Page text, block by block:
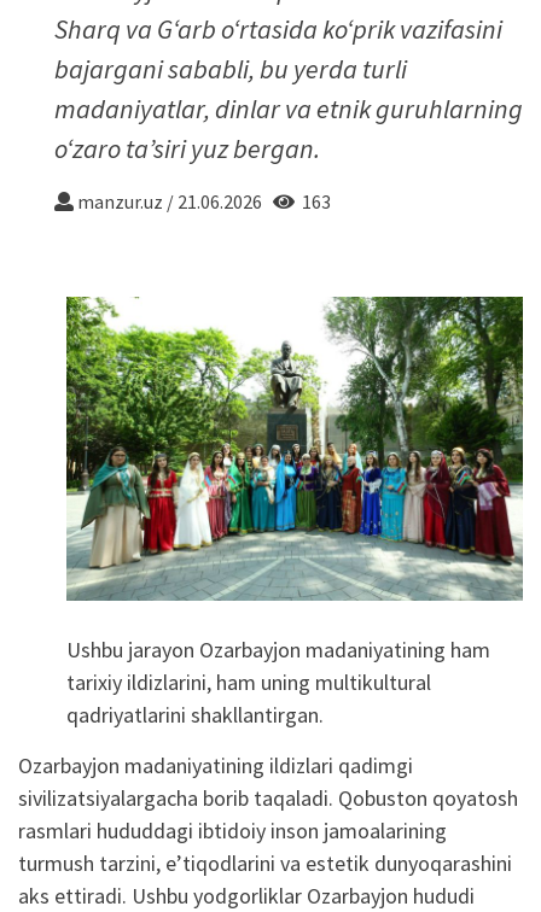
Sharq va G‘arb o‘rtasida ko‘prik vazifasini
bajargani sababli, bu yerda turli
madaniyatlar, dinlar va etnik guruhlarning
o‘zaro ta’siri yuz bergan.
manzur.uz / 21.06.2026 163
Ushbu jarayon Ozarbayjon madaniyatining ham
tarixiy ildizlarini, ham uning multikultural
qadriyatlarini shakllantirgan.
Ozarbayjon madaniyatining ildizlari qadimgi
sivilizatsiyalargacha borib taqaladi. Qobuston qoyatosh
rasmlari hududdagi ibtidoiy inson jamoalarining
turmush tarzini, e’tiqodlarini va estetik dunyoqarashini
aks ettiradi. Ushbu yodgorliklar Ozarbayjon hududi